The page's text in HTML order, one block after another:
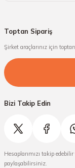
Toptan Sipariş
Şirket araçlarınız için
Bizi Takip Edin
Hesaplarımızı takip edebilir
paylaşabilirsiniz.